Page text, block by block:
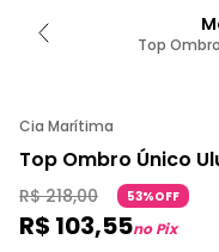
Top
Cia Marítima
Top Ombro Único
R$ 218,00 53%OFF
R$ 103,55no Pix